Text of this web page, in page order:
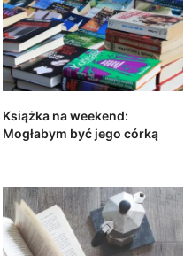
Książka na weekend:
Mogłabym być jego córką